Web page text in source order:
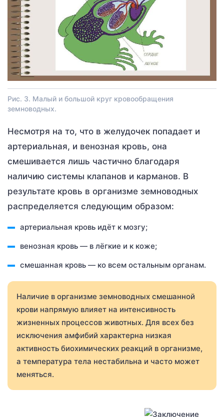
Рис. 3. Малый и большой круг кровообращения
земноводных.
Несмотря на то, что в желудочек попадает и
артериальная, и венозная кровь, она
смешивается лишь частично благодаря
наличию системы клапанов и карманов. В
результате кровь в организме земноводных
распределяется следующим образом:
артериальная кровь идёт к мозгу;
венозная кровь — в лёгкие и к коже;
смешанная кровь — ко всем остальным органам.
Наличие в организме земноводных смешанной
крови напрямую влияет на интенсивность
жизненных процессов животных. Для всех без
исключения амфибий характерна низкая
активность биохимических реакций в организме,
а температура тела нестабильна и часто может
меняться.